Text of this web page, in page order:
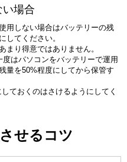
場合
用しない場合はバッテリーの残
してください。
まり得意ではありません。
はパソコンをバッテリーで運用
量を50%程度にしてから保管す
ておくのはさけるようにしてく
せるコツ